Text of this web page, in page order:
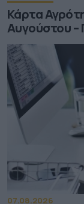
Κάρτα
Αυγούστου –
07.08.2026